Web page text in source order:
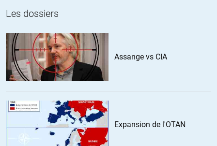
Les dossiers
Assange vs CIA
Expansion de l'OTAN